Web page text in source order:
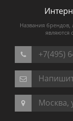
Названия
являются
+7(495)
Москва,